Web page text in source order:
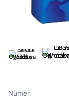
Numer